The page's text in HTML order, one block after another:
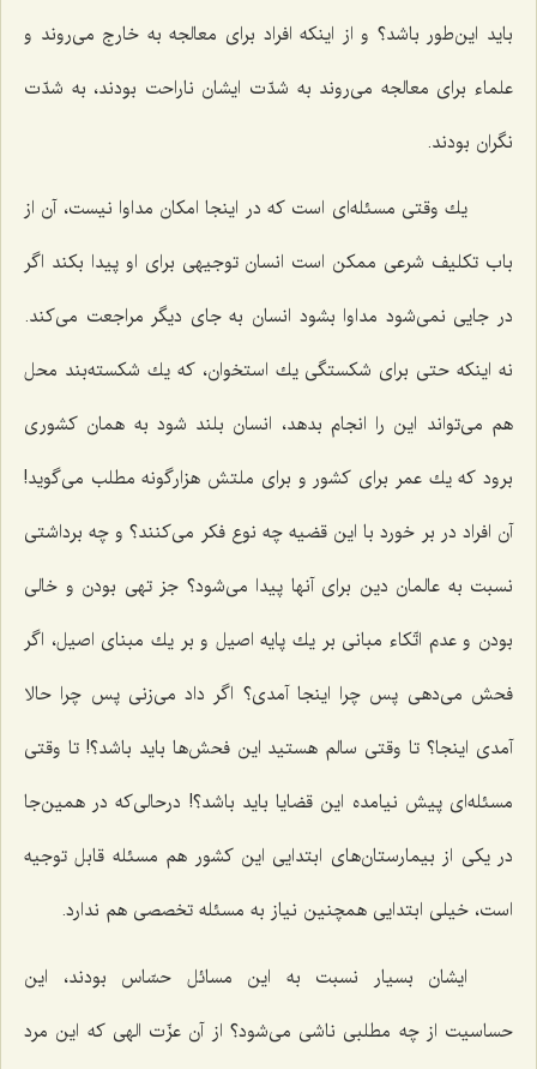
باید این‌طور باشد؟ و از اینكه افراد برای معالجه به خارج می‌روند و
علماء برای معالجه می‌روند به شدّت ایشان ناراحت بودند، به شدّت
نگران بودند.
یك وقتی مسئله‌ای است كه در اینجا امكان مداوا نیست، آن از
باب تكلیف شرعی ممكن است انسان توجیهی برای او پیدا بكند اگر
در جایی نمی‌شود مداوا بشود انسان به جای دیگر مراجعت می‌كند.
نه اینكه حتی برای شكستگی یك استخوان، كه یك شكسته‌بند محل
هم می‌تواند این را انجام بدهد، انسان بلند شود به همان كشوری
برود كه یك عمر برای كشور و برای ملتش هزارگونه مطلب می‌گوید!
آن افراد در بر خورد با این قضیه چه نوع فكر می‌كنند؟ و چه برداشتی
نسبت به عالمان دین برای آنها پیدا می‌شود؟ جز تهی بودن و خالی
بودن و عدم اتّكاء مبانی بر یك پایه اصیل و بر یك مبنای اصیل، اگر
فحش می‌دهی پس چرا اینجا آمدی؟ اگر داد می‌زنی پس چرا حالا
آمدی اینجا؟ تا وقتی سالم هستید این فحش‌ها باید باشد؟! تا وقتی
مسئله‌ای پیش نیامده این قضایا باید باشد؟! درحالی‌كه در همین‌جا
در یكی از بیمارستان‌های ابتدایی این كشور هم مسئله قابل توجیه
است، خیلی ابتدایی همچنین نیاز به مسئله تخصصی هم ندارد.
ایشان بسیار نسبت به این مسائل حسّاس بودند، این
حساسیت از چه مطلبی ناشی می‌شود؟ از آن عزّت الهی كه این مرد